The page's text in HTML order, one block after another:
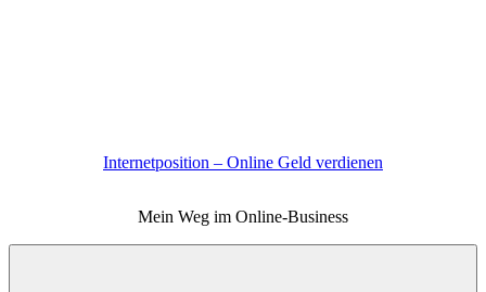
Internetposition – Online Geld verdienen
Mein Weg im Online-Business